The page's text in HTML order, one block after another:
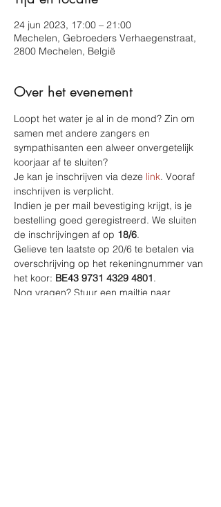
24 jun 2023, 17:00 – 21:00
Mechelen, Gebroeders Verhaegenstraat,
2800 Mechelen, België
Over het evenement
Loopt het water je al in de mond? Zin om
samen met andere zangers en
sympathisanten een alweer onvergetelijk
koorjaar af te sluiten?
Je kan je inschrijven via deze link. Vooraf
inschrijven is verplicht.
Indien je per mail bevestiging krijgt, is je
bestelling goed geregistreerd. We sluiten
de inschrijvingen af op 18/6.
Gelieve ten laatste op 20/6 te betalen via
overschrijving op het rekeningnummer van
het koor: BE43 9731 4329 4801.
Nog vragen? Stuur een mailtje naar